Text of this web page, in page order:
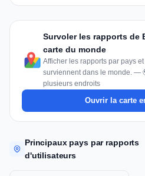
Survoler les rapports de
carte du monde
Afficher les rapports par pays
surviennent dans le monde. —
plusieurs endroits
Ouvrir la carte
Principaux pays par rapports
d'utilisateurs